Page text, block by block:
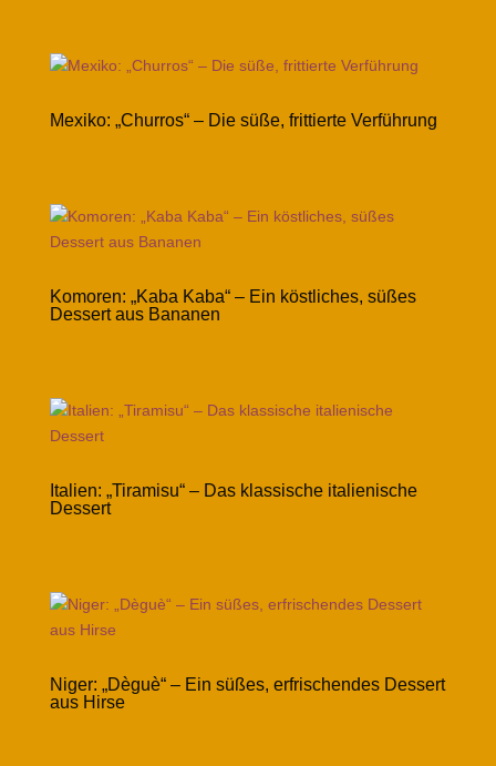
Mexiko: „Churros“ – Die süße, frittierte Verführung
Komoren: „Kaba Kaba“ – Ein köstliches, süßes
Dessert aus Bananen
Italien: „Tiramisu“ – Das klassische italienische
Dessert
Niger: „Dèguè“ – Ein süßes, erfrischendes Dessert
aus Hirse